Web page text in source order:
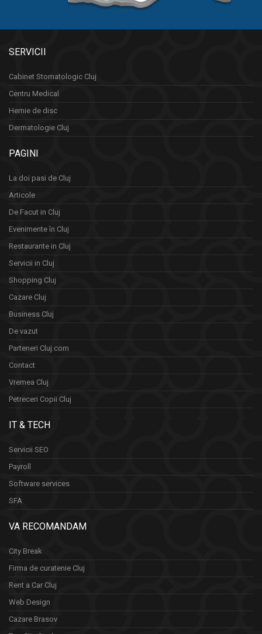
SERVICII
Cabinet Stomatologic Cluj
Centru Medical
Hernie de disc
Dermatologie Cluj
PAGINI
La doi pasi de Cluj
Articole
De Facut in Cluj
Evenimente în Cluj
Restaurante in Cluj
Servicii in Cluj
Shopping Cluj
Cazare Cluj
Business Cluj
De vazut
Parteneri Cluj.com
Contact
Vremea Cluj
Petreceri Copii Cluj
IT & TECH
Servicii SEO
Payroll
Software services
SFA
VA RECOMANDAM
City Break
Firma de curatenie Cluj
Rent a Car Cluj
Web Design
Cazare Brasov